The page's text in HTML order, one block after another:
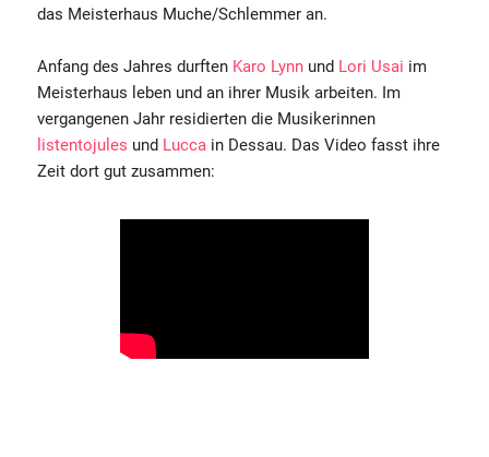
das Meisterhaus Muche/Schlemmer an.
Anfang des Jahres durften Karo Lynn und Lori Usai im
Meisterhaus leben und an ihrer Musik arbeiten. Im
vergangenen Jahr residierten die Musikerinnen
listentojules und Lucca in Dessau. Das Video fasst ihre
Zeit dort gut zusammen: